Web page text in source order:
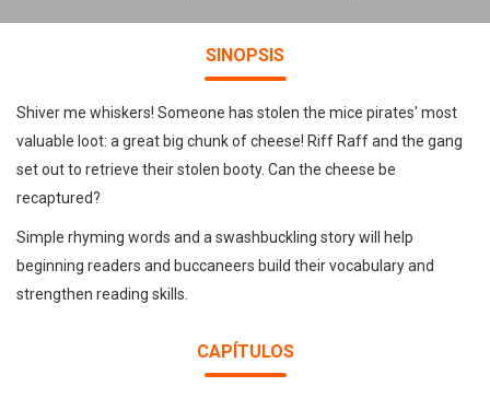
SINOPSIS
Shiver me whiskers! Someone has stolen the mice pirates' most
valuable loot: a great big chunk of cheese! Riff Raff and the gang
set out to retrieve their stolen booty. Can the cheese be
recaptured?
Simple rhyming words and a swashbuckling story will help
beginning readers and buccaneers build their vocabulary and
strengthen reading skills.
CAPÍTULOS